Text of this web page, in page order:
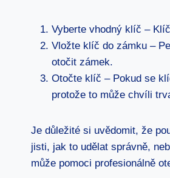
Vyberte vhodný klíč –
Vložte klíč do zámku –
otočit zámek.
Otočte klíč – Pokud se
protože to může chvíli
Je důležité si uvědomit, že
jisti, jak to udělat správně,
může pomoci profesionálně